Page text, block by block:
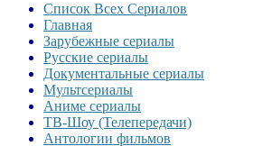
Список Всех Сериалов
Главная
Зарубежные сериалы
Русские сериалы
Документальные сериалы
Мультсериалы
Аниме сериалы
ТВ-Шоу (Телепередачи)
Антологии фильмов